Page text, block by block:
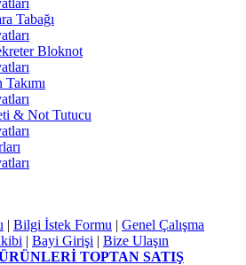
Tabağı
Bloknot
& Not Tutucu
| Bilgi İstek Formu | Genel Çalışma
| Bayi Girişi | Bize Ulaşın
TOPTAN SATIŞ